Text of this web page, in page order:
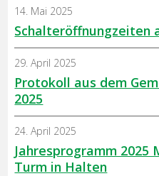
Schalteröffnungzeiten
14. Mai 2025
Protokoll aus dem
2025
29. April 2025
Jahresprogramm 2025
Turm in Halten
24. April 2025